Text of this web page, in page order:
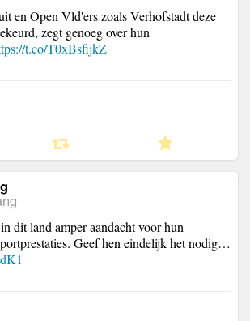
en Open Vld'ers zoals Verhofstadt deze
zegt genoeg over hun
t.co/T0xBsfijkZ
dit land amper aandacht voor hun
Geef hen eindelijk het nodig…